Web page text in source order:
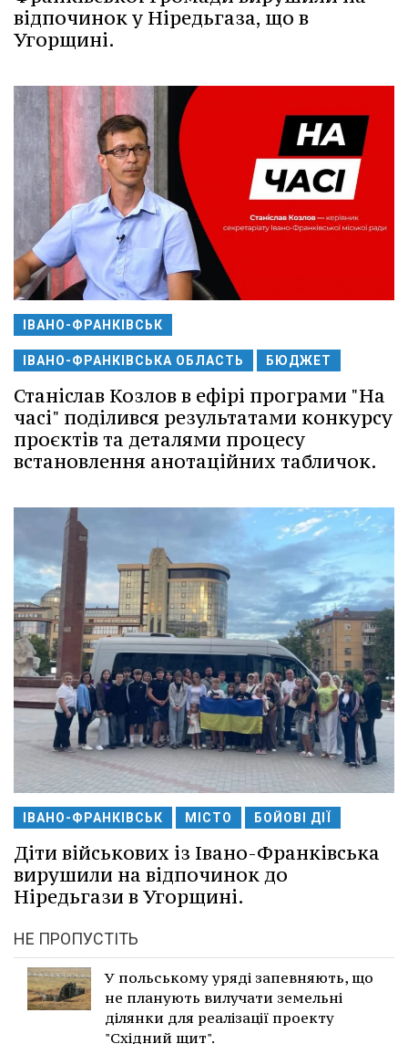
відпочинок у Ніредьгаза, що в
Угорщині.
ІВАНО-ФРАНКІВСЬК
ІВАНО-ФРАНКІВСЬКА ОБЛАСТЬ БЮДЖЕТ
Станіслав Козлов в ефірі програми "На
часі" поділився результатами конкурсу
проєктів та деталями процесу
встановлення анотаційних табличок.
ІВАНО-ФРАНКІВСЬК МІСТО БОЙОВІ ДІЇ
Діти військових із Івано-Франківська
вирушили на відпочинок до
Ніредьгази в Угорщині.
НЕ ПРОПУСТІТЬ
У польському уряді запевняють, що
не планують вилучати земельні
ділянки для реалізації проекту
"Східний щит".